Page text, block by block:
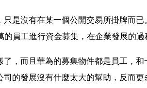
只是沒有在某一個公開交易所掛牌而
員工進行資金募集，在企業發展的過
了，而且華為的募集物件都是員工，
司的發展沒有什麼太大的幫助，反而